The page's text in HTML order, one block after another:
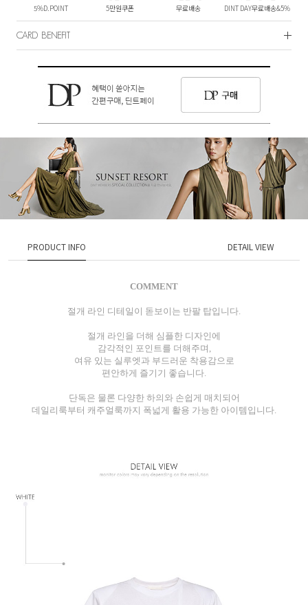
5%D.POINT
5만원쿠폰
무료배송
DINT DAY무료배송&5%
CARD BENEFIT
PRODUCT INFO DETAIL VIEW
COMMENT
절개 라인 디테일이 돋보이는 반팔 탑입니다.
절개 라인을 더해 심플한 디자인에
감각적인 포인트를 더해주며,
여유 있는 실루엣과 부드러운 착용감으로
편안하게 즐기기 좋습니다.
단독은 물론 다양한 하의와 손쉽게 매치되어
데일리룩부터 캐주얼룩까지 폭넓게 활용 가능한 아이템입니다.